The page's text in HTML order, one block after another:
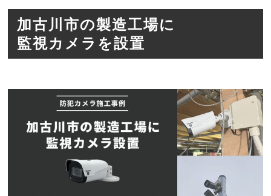
加古川市の製造工場に
監視カメラを設置